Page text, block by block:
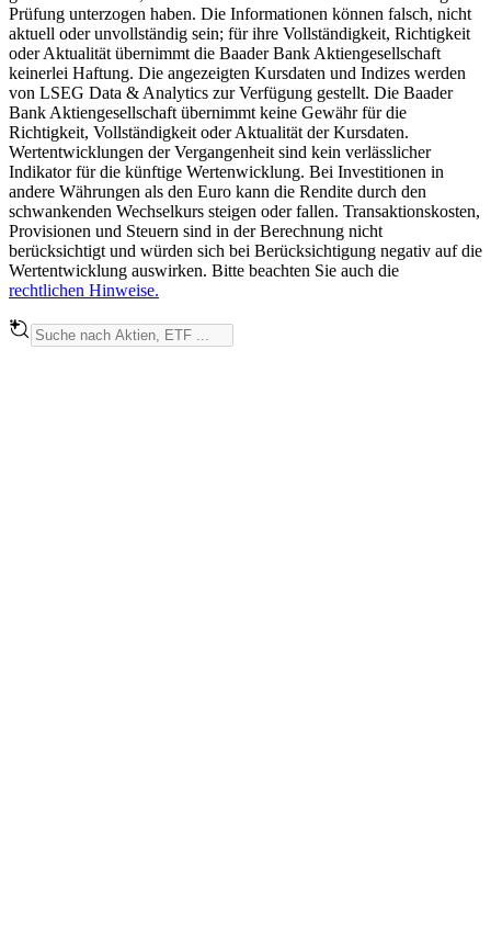
Prüfung unterzogen haben. Die Informationen können falsch, nicht
aktuell oder unvollständig sein; für ihre Vollständigkeit, Richtigkeit
oder Aktualität übernimmt die Baader Bank Aktiengesellschaft
keinerlei Haftung. Die angezeigten Kursdaten und Indizes werden
von LSEG Data & Analytics zur Verfügung gestellt. Die Baader
Bank Aktiengesellschaft übernimmt keine Gewähr für die
Richtigkeit, Vollständigkeit oder Aktualität der Kursdaten.
Wertentwicklungen der Vergangenheit sind kein verlässlicher
Indikator für die künftige Wertenwicklung. Bei Investitionen in
andere Währungen als den Euro kann die Rendite durch den
schwankenden Wechselkurs steigen oder fallen. Transaktionskosten,
Provisionen und Steuern sind in der Berechnung nicht
berücksichtigt und würden sich bei Berücksichtigung negativ auf die
Wertentwicklung auswirken. Bitte beachten Sie auch die
rechtlichen Hinweise.